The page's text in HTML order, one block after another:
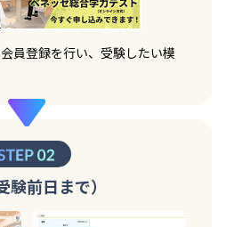
員登録を行い、受験したい模
験前日まで）